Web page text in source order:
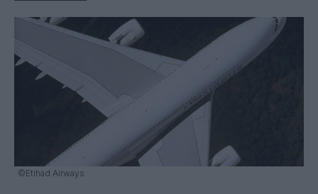
©Etihad Airways